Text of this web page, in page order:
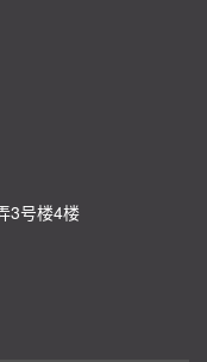
3号楼4楼